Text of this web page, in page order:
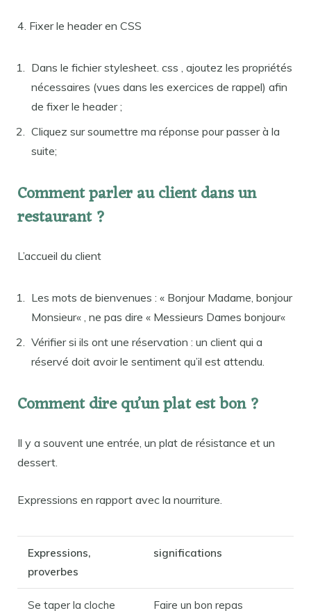
4. Fixer le header en CSS
Dans le fichier stylesheet. css , ajoutez les propriétés
nécessaires (vues dans les exercices de rappel) afin
de fixer le header ;
Cliquez sur soumettre ma réponse pour passer à la
suite;
Comment parler au client dans un
restaurant ?
L’accueil du client
Les mots de bienvenues : « Bonjour Madame, bonjour
Monsieur« , ne pas dire « Messieurs Dames bonjour«
Vérifier si ils ont une réservation : un client qui a
réservé doit avoir le sentiment qu’il est attendu.
Comment dire qu’un plat est bon ?
Il y a souvent une entrée, un plat de résistance et un
dessert.
Expressions en rapport avec la nourriture.
Expressions,
proverbes
significations
Se taper la cloche Faire un bon repas